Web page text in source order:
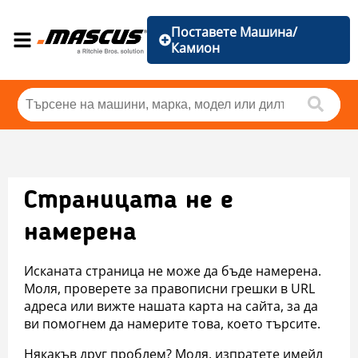
Поставете Машина/
Камион
Страницата не е
намерена
Исканата страница не може да бъде намерена.
Моля, проверете за правописни грешки в URL
адреса или вижте нашата карта на сайта, за да
ви помогнем да намерите това, което търсите.
Някакъв друг проблем? Моля, изпратете имейл